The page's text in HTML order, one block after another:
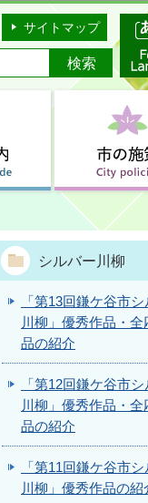
サイトマップ
シルバー川柳
「第13回鎌ケ谷市
川柳」優秀作品・全
品の紹介
「第12回鎌ケ谷市
川柳」優秀作品・全
品の紹介
「第11回鎌ケ谷市
川柳」優秀作品の紹